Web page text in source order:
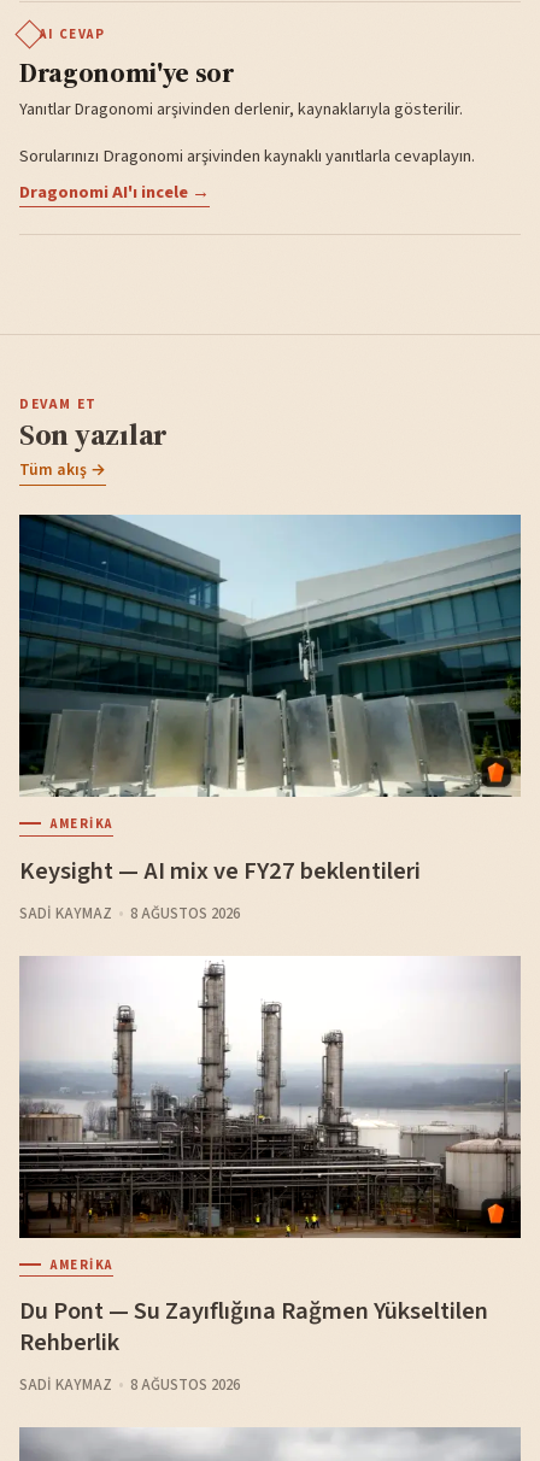
AI CEVAP
Dragonomi'ye sor
Yanıtlar Dragonomi arşivinden derlenir, kaynaklarıyla gösterilir.
Sorularınızı Dragonomi arşivinden kaynaklı yanıtlarla cevaplayın.
Dragonomi AI'ı incele →
DEVAM ET
Son yazılar
Tüm akış →
AMERIKA
Keysight — AI mix ve FY27 beklentileri
SADI KAYMAZ 8 AĞUSTOS 2026
AMERIKA
Du Pont — Su Zayıflığına Rağmen Yükseltilen
Rehberlik
SADI KAYMAZ 8 AĞUSTOS 2026